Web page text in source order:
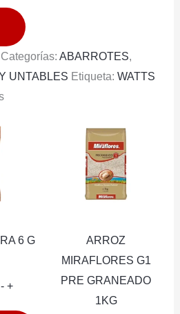
Categorías: ABARROTES,
UNTABLES Etiqueta: WATTS
6 G
- ALBAHACA
+
ARROZ
MIRAFLORES G1
PRE GRANEADO
1KG